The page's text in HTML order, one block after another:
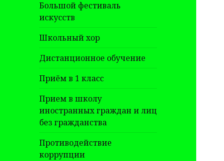
Большой фестиваль
искусств
Школьный хор
Дистанционное обучение
Приём в 1 класс
Прием в школу
иностранных граждан и лиц
без гражданства
Противодействие
коррупции